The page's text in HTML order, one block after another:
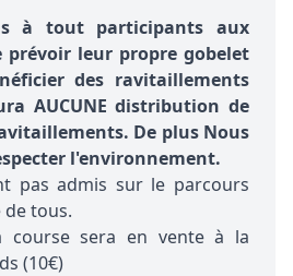
à tout participants aux
prévoir leur propre gobelet
des ravitaillements
AUCUNE distribution de
De plus Nous
l'environnement.
pas admis sur le parcours
tous.
course sera en vente à la
(10€)